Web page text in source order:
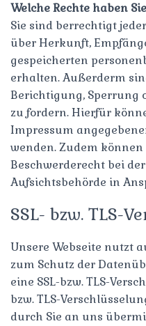
Welche Rechte haben
Sie sind berrechtigt
über Herkunft,
gespeicherten
erhalten. Außerderm
Berichtigung, Sperrung
zu fordern. Hierfür
Impressum
wenden. Zudem können
Beschwerderecht bei
Aufsichtsbehörde in
SSL- bzw. TLS-
Unsere Webseite nutzt
zum Schutz der
eine SSL-bzw. TLS-
bzw. TLS-
durch Sie an uns